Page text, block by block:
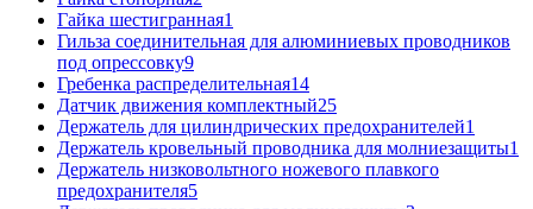
Гайка шестигранная1
Гильза соединительная для алюминиевых проводников
под опрессовку9
Гребенка распределительная14
Датчик движения комплектный25
Держатель для цилиндрических предохранителей1
Держатель кровельный проводника для молниезащиты1
Держатель низковольтного ножевого плавкого
предохранителя5